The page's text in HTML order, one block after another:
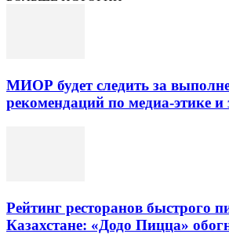
МИОР будет следить за
рекомендаций по медиа-этике и
Рейтинг ресторанов быстрого
Казахстане: «Додо Пицца»